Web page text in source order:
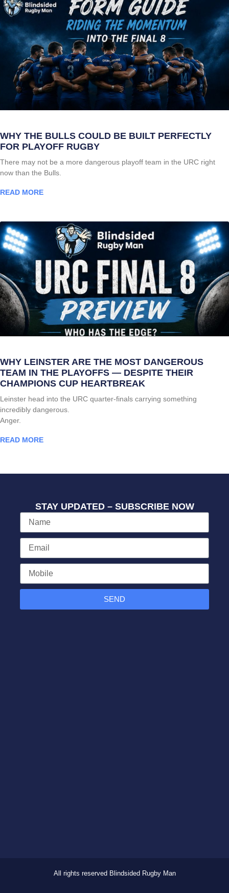
WHY THE BULLS COULD BE BUILT PERFECTLY
FOR PLAYOFF RUGBY
There may not be a more dangerous playoff team in the URC right
now than the Bulls.
READ MORE
WHY LEINSTER ARE THE MOST DANGEROUS
TEAM IN THE PLAYOFFS — DESPITE THEIR
CHAMPIONS CUP HEARTBREAK
Leinster head into the URC quarter-finals carrying something
incredibly dangerous.
Anger.
READ MORE
STAY UPDATED – SUBSCRIBE NOW
SEND
All rights reserved Blindsided Rugby Man